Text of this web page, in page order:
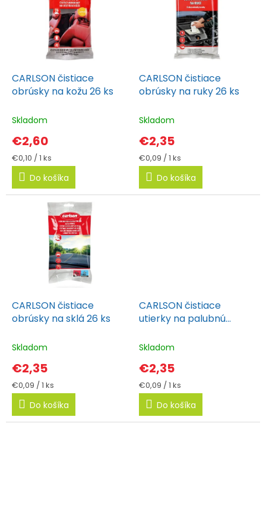
o
v
o
u
k
v
CARLSON čistiace
obrúsky na kožu 26 ks
Skladom
€2,60
Jednotková
cena:
€0,10 / 1 ks
Do košíka
CARLSON čistiace
obrúsky na ruky 26 ks
Skladom
€2,35
Jednotková
cena:
€0,09 / 1 ks
Do košíka
CARLSON čistiace
obrúsky na sklá 26 ks
Skladom
€2,35
Jednotková
cena:
€0,09 / 1 ks
Do košíka
CARLSON čistiace
utierky na palubnú
Skladom
€2,35
Jednotková
cena:
€0,09 / 1 ks
Do košíka